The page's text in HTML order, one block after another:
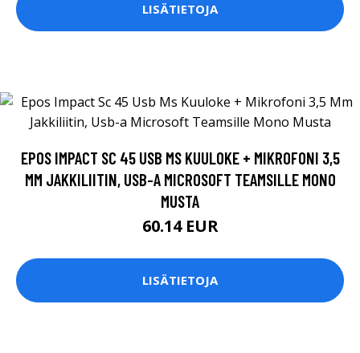
LISÄTIETOJA
EPOS IMPACT SC 45 USB MS KUULOKE + MIKROFONI 3,5
MM JAKKILIITIN, USB-A MICROSOFT TEAMSILLE MONO
MUSTA
60.14 EUR
LISÄTIETOJA